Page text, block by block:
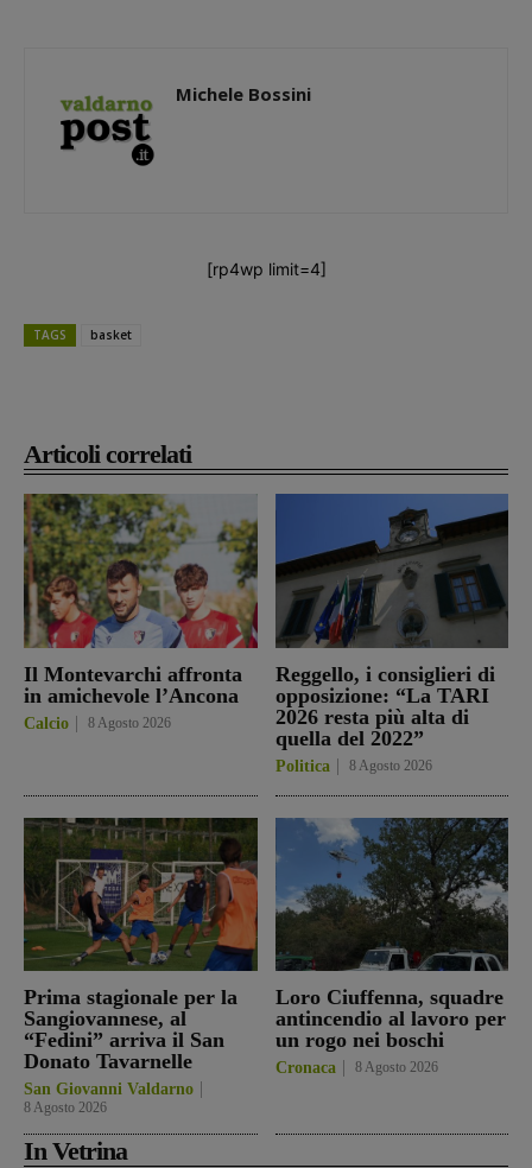
Articoli correlati
Il Montevarchi affronta
in amichevole l’Ancona
Calcio 8 Agosto 2026
Reggello, i consiglieri di
opposizione: “La TARI
2026 resta più alta di
quella del 2022”
Politica 8 Agosto 2026
Prima stagionale per la
Sangiovannese, al
“Fedini” arriva il San
Donato Tavarnelle
San Giovanni Valdarno
8 Agosto 2026
Loro Ciuffenna, squadre
antincendio al lavoro per
un rogo nei boschi
Cronaca 8 Agosto 2026
In Vetrina
Michele Bossini
[rp4wp limit=4]
TAGS basket